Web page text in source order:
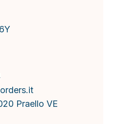
Praello VE